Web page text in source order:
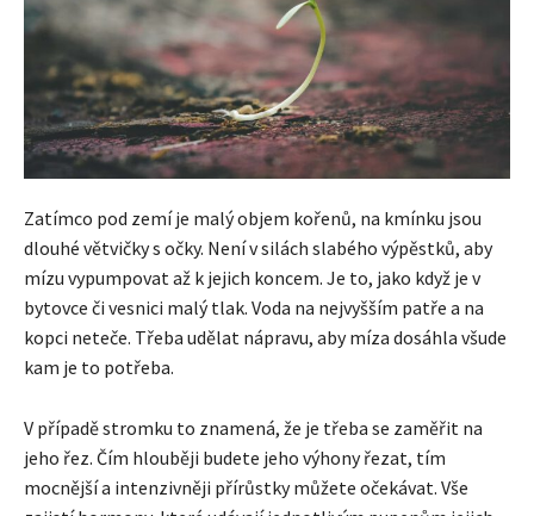
Zatímco pod zemí je malý objem kořenů, na kmínku jsou
dlouhé větvičky s očky. Není v silách slabého výpěstků, aby
mízu vypumpovat až k jejich koncem. Je to, jako když je v
bytovce či vesnici malý tlak. Voda na nejvyšším patře a na
kopci neteče. Třeba udělat nápravu, aby míza dosáhla všude
kam je to potřeba.
V případě stromku to znamená, že je třeba se zaměřit na
jeho řez. Čím hlouběji budete jeho výhony řezat, tím
mocnější a intenzivněji přírůstky můžete očekávat. Vše